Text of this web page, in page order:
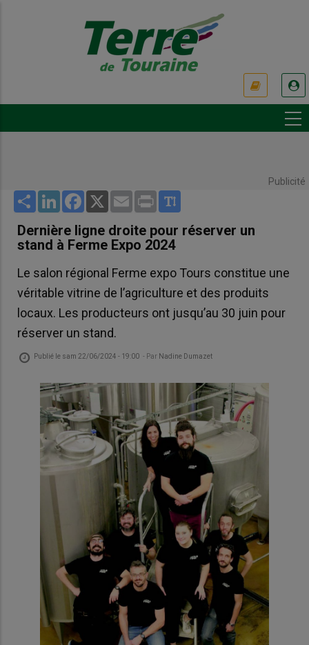
Publicité
Share LinkedInFacebook
X Email Print
Dernière ligne droite pour réserver un
stand à Ferme Expo 2024
Le salon régional Ferme expo Tours constitue une
véritable vitrine de l’agriculture et des produits
locaux. Les producteurs ont jusqu’au 30 juin pour
réserver un stand.
Publié le sam 22/06/2024 - 19:00 - Par Nadine Dumazet